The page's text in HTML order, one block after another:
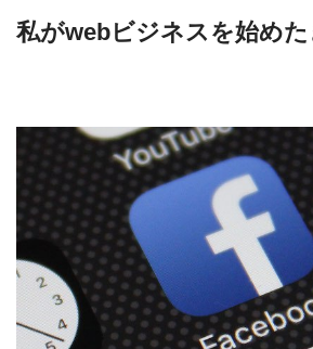
私がwebビジネスを始め